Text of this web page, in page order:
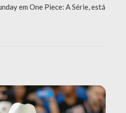
em One Piece: A Série, está